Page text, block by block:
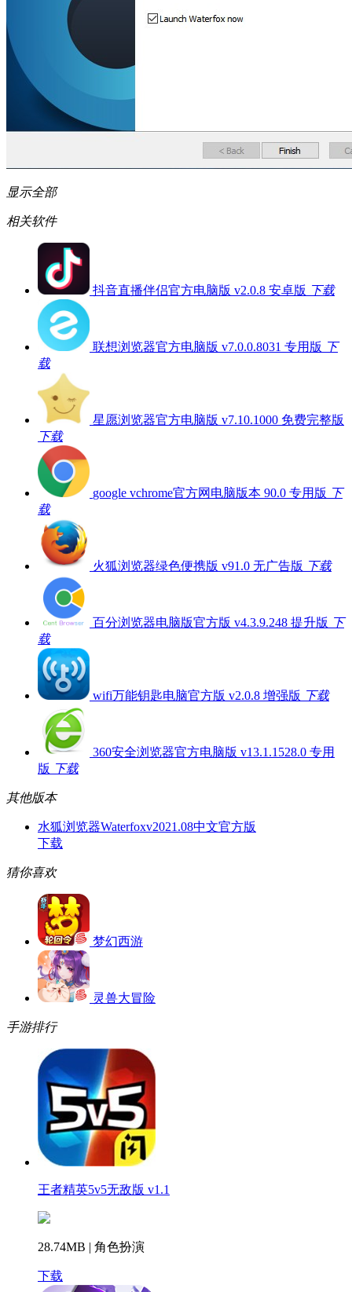
显示全部
相关软件
抖音直播伴侣官方电脑版 v2.0.8 安卓版 下载
联想浏览器官方电脑版 v7.0.0.8031 专用版 下
载
星愿浏览器官方电脑版 v7.10.1000 免费完整版
下载
google vchrome官方网电脑版本 90.0 专用版 下
载
火狐浏览器绿色便携版 v91.0 无广告版 下载
百分浏览器电脑版官方版 v4.3.9.248 提升版 下
载
wifi万能钥匙电脑官方版 v2.0.8 增强版 下载
360安全浏览器官方电脑版 v13.1.1528.0 专用
版 下载
其他版本
水狐浏览器Waterfoxv2021.08中文官方版
下载
猜你喜欢
梦幻西游
灵兽大冒险
手游排行
王者精英5v5无敌版 v1.1
28.74MB | 角色扮演
下载